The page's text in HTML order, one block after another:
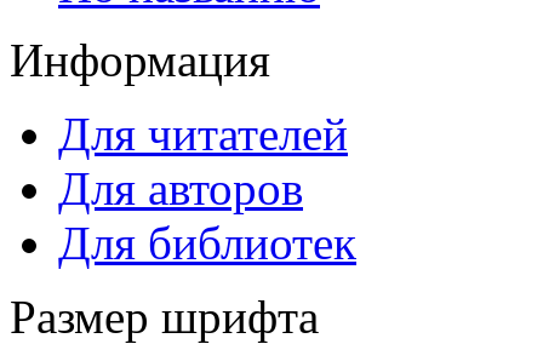
Информация
Для читателей
Для авторов
Для библиотек
Размер шрифта